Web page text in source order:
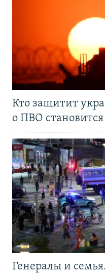
Кто защитит
о ПВО
Генералы и